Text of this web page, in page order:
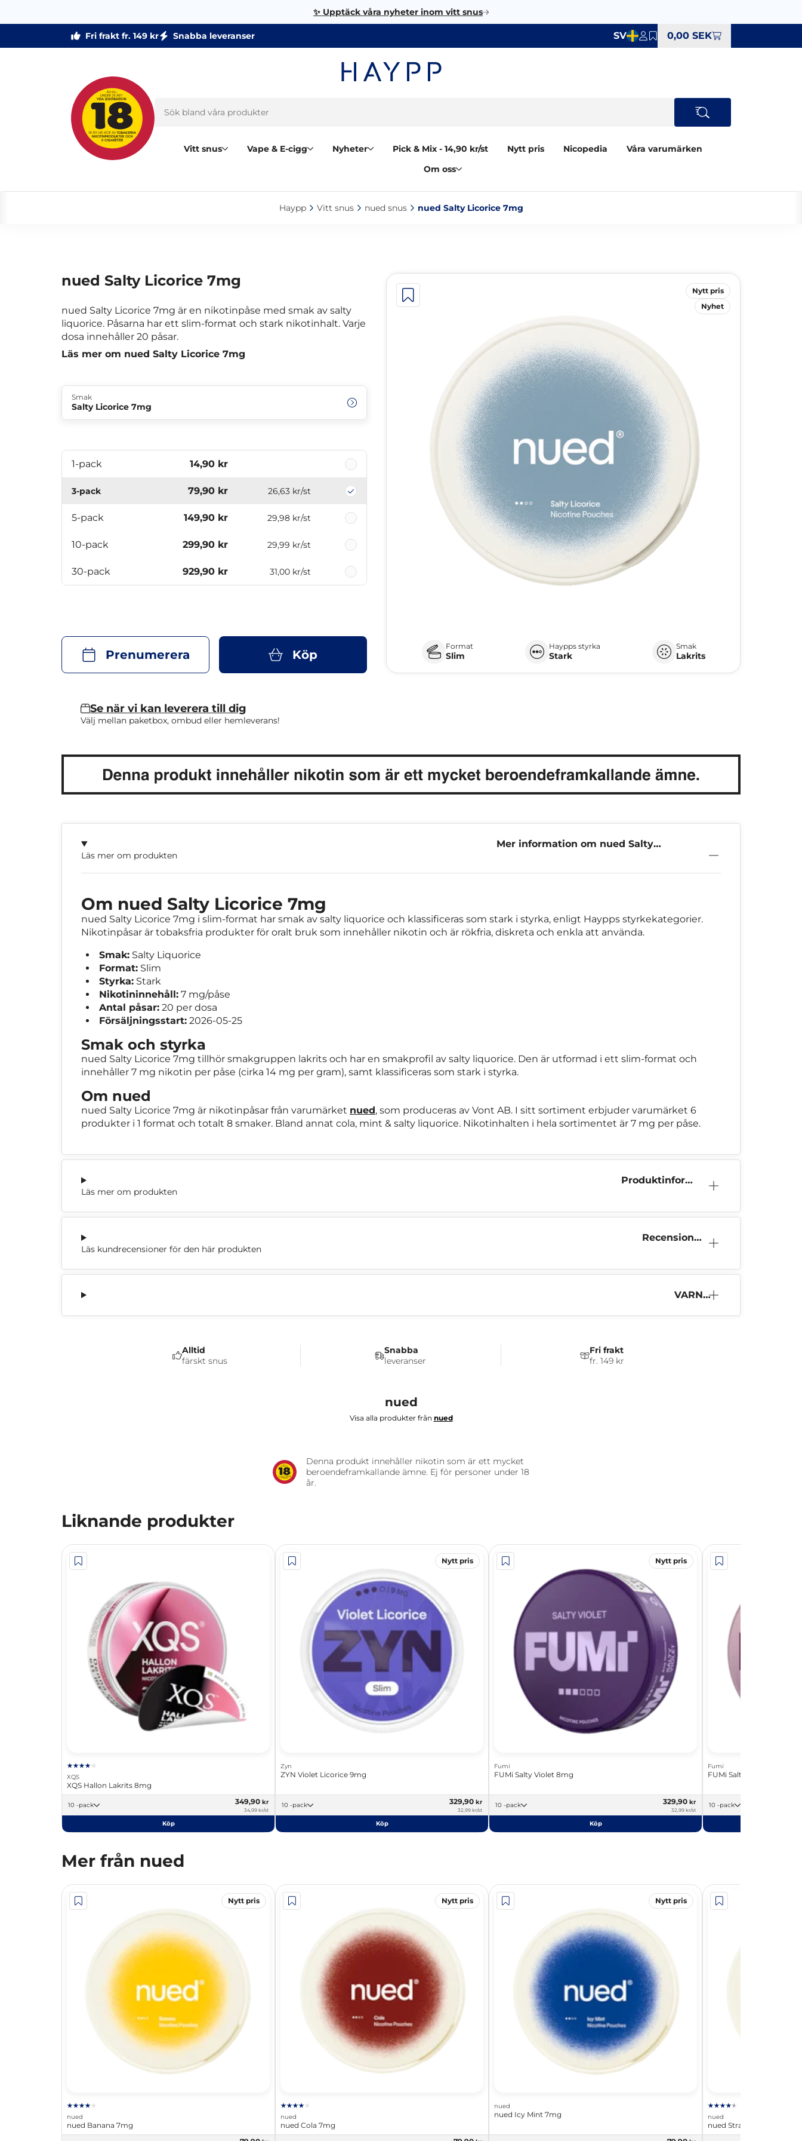
✨ Upptäck våra nyheter inom vitt snus
Fri frakt fr. 149 kr Snabba leveranser SV 0,00 SEK
Vitt snus Vape & E-cigg Nyheter Pick & Mix - 14,90 kr/st Nytt pris Nicopedia
Våra varumärken
Om oss
Haypp‎ Vitt snus‎ nued snus‎ nued Salty Licorice 7mg‎
Nytt pris
Nyhet
nued Salty Licorice 7mg
nued Salty Licorice 7mg är en nikotinpåse med smak av salty
liquorice. Påsarna har ett slim-format och stark nikotinhalt. Varje
dosa innehåller 20 påsar.
Läs mer om nued Salty Licorice 7mg
Format
Slim
Haypps styrka
Stark
Smak
Lakrits
Smak
Salty Licorice 7mg
1-pack 14,90 kr
3-pack 79,90 kr 26,63 kr/st
5-pack 149,90 kr 29,98 kr/st
10-pack 299,90 kr 29,99 kr/st
30-pack 929,90 kr 31,00 kr/st
Prenumerera Köp
Se när vi kan leverera till dig
Välj mellan paketbox, ombud eller hemleverans!
Mer information om nued Salty
Läs mer om produkten
Om nued Salty Licorice 7mg
nued Salty Licorice 7mg i slim-format har smak av salty liquorice och klassificeras som stark i styrka, enligt Haypps styrkekategorier.
Nikotinpåsar är tobaksfria produkter för oralt bruk som innehåller nikotin och är rökfria, diskreta och enkla att använda.
Smak: Salty Liquorice
Format: Slim
Styrka: Stark
Nikotininnehåll: 7 mg/påse
Antal påsar: 20 per dosa
Försäljningsstart: 2026-05-25
Smak och styrka
nued Salty Licorice 7mg tillhör smakgruppen lakrits och har en smakprofil av salty liquorice. Den är utformad i ett slim-format och
innehåller 7 mg nikotin per påse (cirka 14 mg per gram), samt klassificeras som stark i styrka.
Om nued
nued Salty Licorice 7mg är nikotinpåsar från varumärket nued, som produceras av Vont AB. I sitt sortiment erbjuder varumärket 6
produkter i 1 format och totalt 8 smaker. Bland annat cola, mint & salty liquorice. Nikotinhalten i hela sortimentet är 7 mg per påse.
Produktinform
Läs mer om produkten
Recensioner
Läs kundrecensioner för den här produkten
VARNI
nued
Visa alla produkter från nued
Alltid
färskt snus
Snabba
leveranser
Fri frakt
fr. 149 kr
Denna produkt innehåller nikotin som är ett mycket
beroendeframkallande ämne. Ej för personer under 18
år.
Liknande produkter
XQS
XQS Hallon Lakrits 8mg
10 -pack 349,90 kr
34,99 kr/st
Köp
Nytt pris
Zyn
ZYN Violet Licorice 9mg
10 -pack 329,90 kr
32,99 kr/st
Köp
Nytt pris
Fumi
FUMi Salty Violet 8mg
10 -pack 329,90 kr
32,99 kr/st
Köp
Fumi
FUMi Salty Raspberry
10 -pack
Mer från nued
Nytt pris
nued
nued Banana 7mg
Nytt pris
nued
nued Cola 7mg
Nytt pris
nued
nued Icy Mint 7mg nued
nued Strawberry 7mg